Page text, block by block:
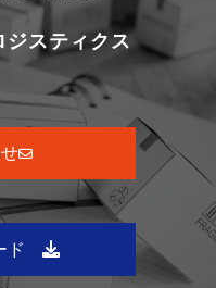
ジスティクス
ド